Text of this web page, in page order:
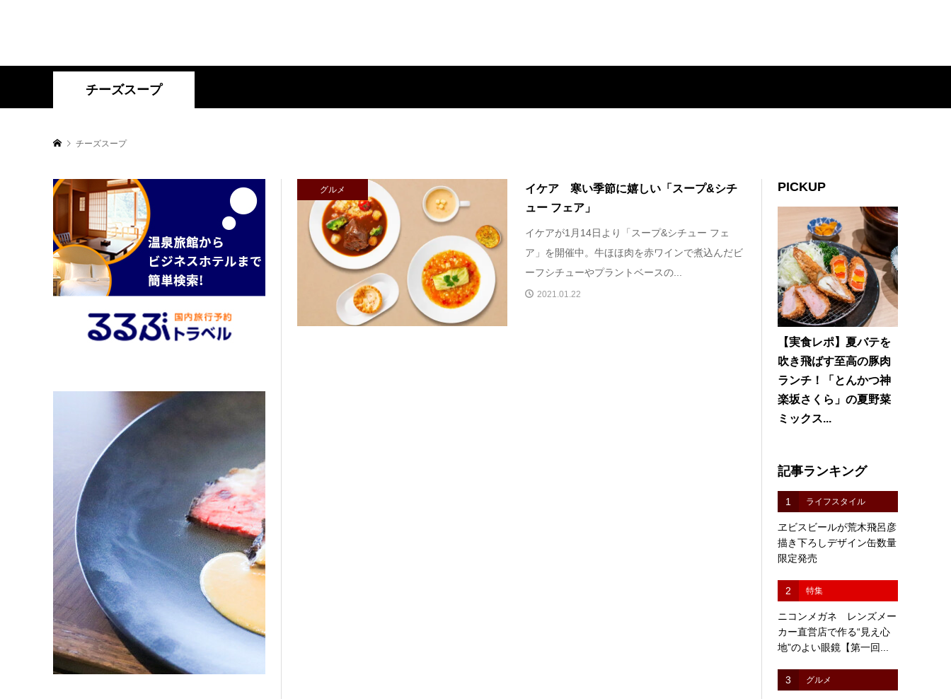
チーズスープ
チーズスープ
グルメ
イケア 寒い季節に嬉しい「スープ&シチ
ュー フェア」
イケアが1月14日より「スープ&シチュー フェ
ア」を開催中。牛ほほ肉を赤ワインで煮込んだビ
ーフシチューやプラントベースの...
2021.01.22
PICKUP
【実食レポ】夏バテを
吹き飛ばす至高の豚肉
ランチ！「とんかつ神
楽坂さくら」の夏野菜
ミックス...
記事ランキング
1 ライフスタイル
ヱビスビールが荒木飛呂彦
描き下ろしデザイン缶数量
限定発売
2 特集
ニコンメガネ レンズメー
カー直営店で作る“見え心
地”のよい眼鏡【第一回...
3 グルメ